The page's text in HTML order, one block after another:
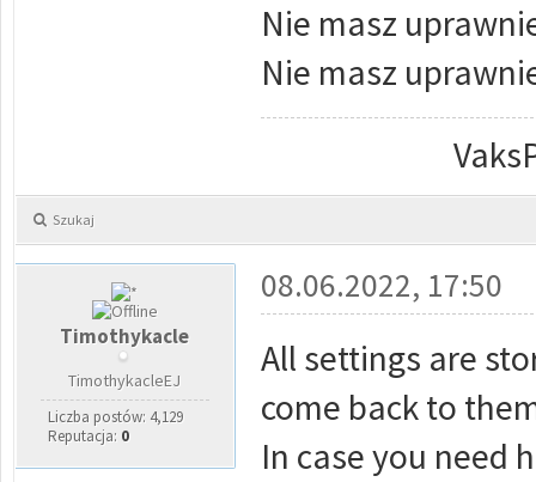
Nie masz
Nie masz
Szukaj
Timothykacle
TimothykacleEJ
Liczba postów: 4,129
Reputacja: 0
08.06.2022, 17:50
All settings are
come back to
In case you need